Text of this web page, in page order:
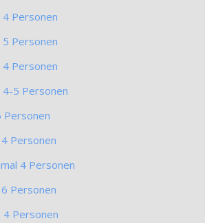
Personen
Personen
Personen
4-5 Personen
Personen
Personen
4 Personen
Personen
4 Personen